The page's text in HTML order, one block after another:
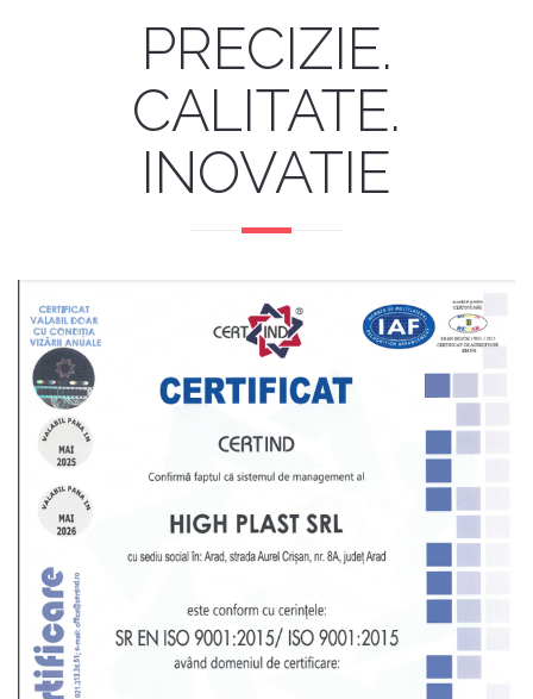
PRECIZIE.
CALITATE.
INOVATIE